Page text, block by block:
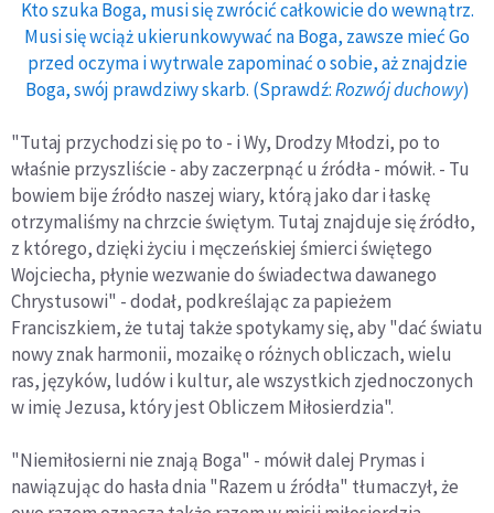
Kto szuka Boga, musi się zwrócić całkowicie do wewnątrz.
Musi się wciąż ukierunkowywać na Boga, zawsze mieć Go
przed oczyma i wytrwale zapominać o sobie, aż znajdzie
Boga, swój prawdziwy skarb. (Sprawdź:Rozwój duchowy)
"Tutaj przychodzi się po to - i Wy, Drodzy Młodzi, po to
właśnie przyszliście - aby zaczerpnąć u źródła - mówił. - Tu
bowiem bije źródło naszej wiary, którą jako dar i łaskę
otrzymaliśmy na chrzcie świętym. Tutaj znajduje się źródło,
z którego, dzięki życiu i męczeńskiej śmierci świętego
Wojciecha, płynie wezwanie do świadectwa dawanego
Chrystusowi" - dodał, podkreślając za papieżem
Franciszkiem, że tutaj także spotykamy się, aby "dać światu
nowy znak harmonii, mozaikę o różnych obliczach, wielu
ras, języków, ludów i kultur, ale wszystkich zjednoczonych
w imię Jezusa, który jest Obliczem Miłosierdzia".
"Niemiłosierni nie znają Boga" - mówił dalej Prymas i
nawiązując do hasła dnia "Razem u źródła" tłumaczył, że